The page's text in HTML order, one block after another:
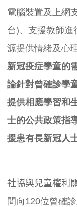
電腦裝置及上網
台)、 支援教師進
源提供情緒及心
新冠疫症學童的
論針對曾確診學
提供相應學習和
士的公共政策指
援患有長新冠人
社協與兒童權利
間向120位曾確